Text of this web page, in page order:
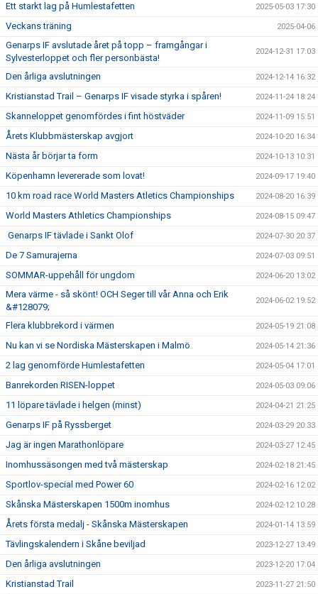
Ett starkt lag på Humlestafetten 2025-05-03 17:30
Veckans träning 2025-04-06
Genarps IF avslutade året på topp – framgångar i
Sylvesterloppet och fler personbästa!
2024-12-31 17:03
Den årliga avslutningen 2024-12-14 16:32
Kristianstad Trail – Genarps IF visade styrka i spåren! 2024-11-24 18:24
Skanneloppet genomfördes i fint höstväder 2024-11-09 15:51
Årets Klubbmästerskap avgjort 2024-10-20 16:34
Nästa år börjar ta form 2024-10-13 10:31
Köpenhamn levererade som lovat! 2024-09-17 19:40
10 km road race World Masters Atletics Championships 2024-08-20 16:39
World Masters Athletics Championships 2024-08-15 09:47
Genarps IF tävlade i Sankt Olof 2024-07-30 20:37
De 7 Samurajerna 2024-07-03 09:51
SOMMAR-uppehåll för ungdom 2024-06-20 13:02
Mera värme - så skönt! OCH Seger till vår Anna och Erik
&#128079;
2024-06-02 19:52
Flera klubbrekord i värmen 2024-05-19 21:08
Nu kan vi se Nordiska Mästerskapen i Malmö 2024-05-14 21:36
2 lag genomförde Humlestafetten 2024-05-04 17:01
Banrekorden RISEN-loppet 2024-05-03 09:06
11 löpare tävlade i helgen (minst) 2024-04-21 21:25
Genarps IF på Ryssberget 2024-03-29 20:33
Jag är ingen Marathonlöpare 2024-03-27 12:45
Inomhussäsongen med två mästerskap 2024-02-18 21:45
Sportlov-special med Power 60 2024-02-16 12:02
Skånska Mästerskapen 1500m inomhus 2024-02-12 10:28
Årets första medalj - Skånska Mästerskapen 2024-01-14 13:59
Tävlingskalendern i Skåne beviljad 2023-12-27 13:49
Den årliga avslutningen 2023-12-20 17:04
Kristianstad Trail 2023-11-27 21:50